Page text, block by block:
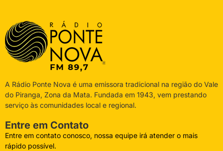
A Rádio Ponte Nova é uma emissora tradicional na região do Vale
do Piranga, Zona da Mata. Fundada em 1943, vem prestando
serviço às comunidades local e regional.
Entre em Contato
Entre em contato conosco, nossa equipe irá atender o mais
rápido possível.